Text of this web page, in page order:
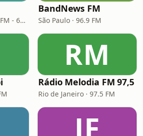
Belo Horizonte · 95.7 FM - 610 AM
BandNews FM
São Paulo · 96.9 FM
RM
Rádio Melodia FM 97,5
Rio de Janeiro · 97.5 FM
JF